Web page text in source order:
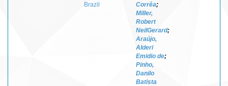
Brazil
Corrêa;
Miller,
Robert
NeilGerard;
Araújo,
Alderi
Emidio de;
Pinho,
Danilo
Batista